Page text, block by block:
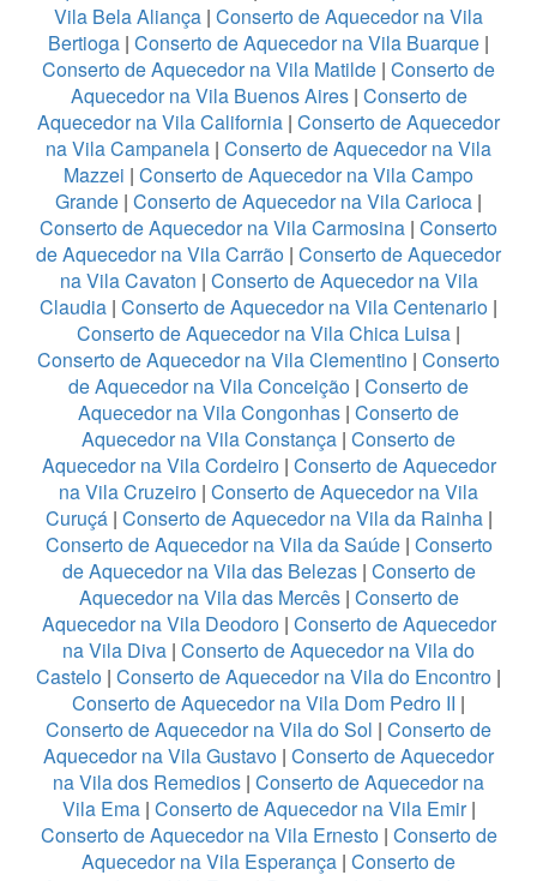
Vila Bela Aliança | Conserto de Aquecedor na Vila
Bertioga | Conserto de Aquecedor na Vila Buarque |
Conserto de Aquecedor na Vila Matilde | Conserto de
Aquecedor na Vila Buenos Aires| Conserto de
Aquecedor na Vila California | Conserto de Aquecedor
na Vila Campanela | Conserto de Aquecedor na Vila
Mazzei | Conserto de Aquecedor na Vila Campo
Grande | Conserto de Aquecedor na Vila Carioca |
Conserto de Aquecedor na Vila Carmosina | Conserto
de Aquecedor na Vila Carrão | Conserto de Aquecedor
na Vila Cavaton | Conserto de Aquecedor na Vila
Claudia | Conserto de Aquecedor na Vila Centenario |
Conserto de Aquecedor na Vila Chica Luisa |
Conserto de Aquecedor na Vila Clementino | Conserto
de Aquecedor na Vila Conceição | Conserto de
Aquecedor na Vila Congonhas | Conserto de
Aquecedor na Vila Constança | Conserto de
Aquecedor na Vila Cordeiro| Conserto de Aquecedor
na Vila Cruzeiro | Conserto de Aquecedor na Vila
Curuçá | Conserto de Aquecedor na Vila da Rainha |
Conserto de Aquecedor na Vila da Saúde| Conserto
de Aquecedor na Vila das Belezas| Conserto de
Aquecedor na Vila das Mercês| Conserto de
Aquecedor na Vila Deodoro| Conserto de Aquecedor
na Vila Diva | Conserto de Aquecedor na Vila do
Castelo | Conserto de Aquecedor na Vila do Encontro |
Conserto de Aquecedor na Vila Dom Pedro II |
Conserto de Aquecedor na Vila do Sol | Conserto de
Aquecedor na Vila Gustavo | Conserto de Aquecedor
na Vila dos Remedios | Conserto de Aquecedor na
Vila Ema| Conserto de Aquecedor na Vila Emir|
Conserto de Aquecedor na Vila Ernesto| Conserto de
Aquecedor na Vila Esperança | Conserto de